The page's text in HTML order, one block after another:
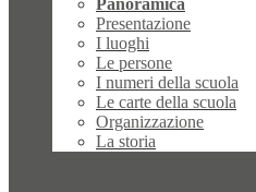
Panoramica
Presentazione
I luoghi
Le persone
I numeri della scuola
Le carte della scuola
Organizzazione
La storia